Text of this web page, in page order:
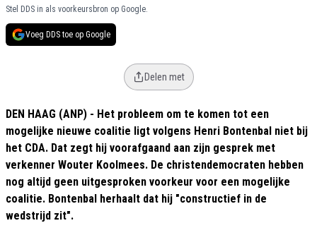
Stel DDS in als voorkeursbron op Google.
Voeg DDS toe op Google
Delen met
DEN HAAG (ANP) - Het probleem om te komen tot een
mogelijke nieuwe coalitie ligt volgens Henri Bontenbal niet bij
het CDA. Dat zegt hij voorafgaand aan zijn gesprek met
verkenner Wouter Koolmees. De christendemocraten hebben
nog altijd geen uitgesproken voorkeur voor een mogelijke
coalitie. Bontenbal herhaalt dat hij "constructief in de
wedstrijd zit".